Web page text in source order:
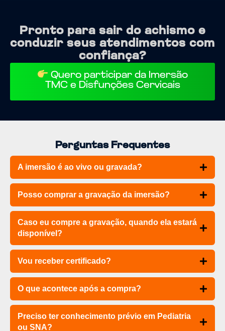
Pronto para sair do achismo e
conduzir seus atendimentos com
confiança?
Quero participar da Imersão
TMC e Disfunções Cervicais
Perguntas Frequentes
A imersão é ao vivo ou gravada?
Posso comprar a gravação da imersão?
Caso eu compre a gravação, quando ela estará
disponível?
Vou receber certificado?
O que acontece após a compra?
Preciso ter conhecimento prévio em Pediatria
ou SNA?